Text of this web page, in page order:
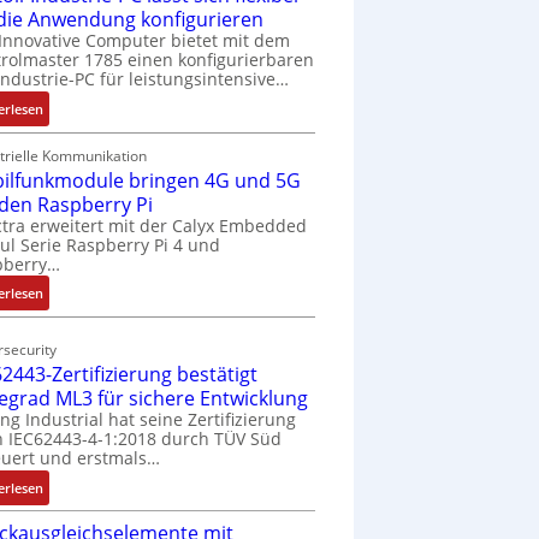
Anwendung konfigurieren
Computer bietet mit dem
1785 einen konfigurierbaren
PC für leistungsintensive…
:
1
9
-
Z
o
l
l
-
I
d
u
s
t
r
i
e
Kommunikation
bringen 4G und 5G
Raspberry Pi
erweitert mit der Calyx Embedded
Serie Raspberry Pi 4 und
:
M
b
i
l
f
u
n
k
Zertifizierung bestätigt
ML3 für sichere Entwicklung
Industrial hat seine Zertifizierung
IEC62443-4-1:2018 durch TÜV Süd
und erstmals…
:
I
E
mit